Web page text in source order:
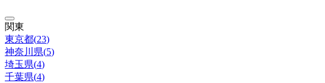
関東
東京都(23)
神奈川県(5)
埼玉県(4)
千葉県(4)